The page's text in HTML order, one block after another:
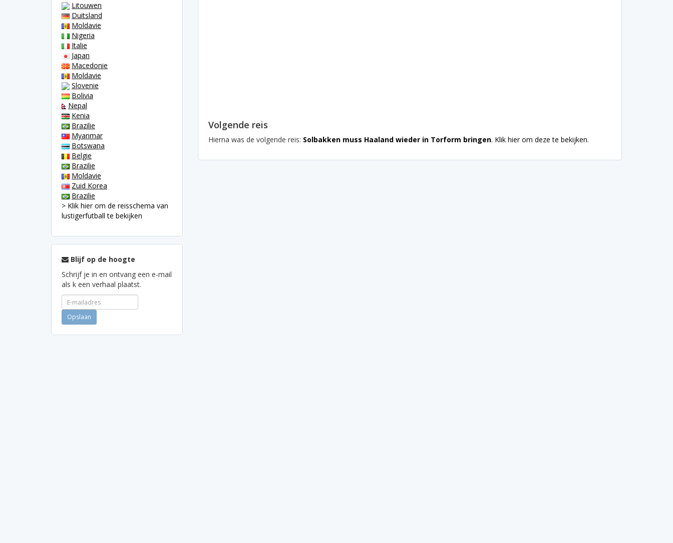
Litouwen
Duitsland
Moldavie
Nigeria
Italie
Japan
Macedonie
Moldavie
Slovenie
Bolivia
Nepal
Kenia
Brazilie
Myanmar
Botswana
Belgie
Brazilie
Moldavie
Zuid Korea
Brazilie
> Klik hier om de reisschema van
lustigerfutball te bekijken
Blijf op de hoogte
Schrijf je in en ontvang een e-mail
als k een verhaal plaatst.
Volgende reis
Hierna was de volgende reis: Solbakken muss Haaland wieder in Torform bringen. Klik hier om deze te bekijken.